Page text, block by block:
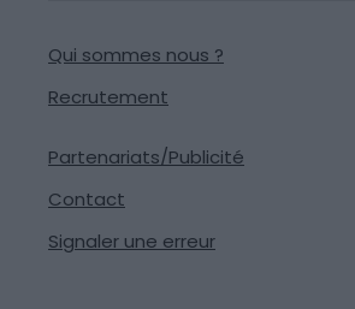
Qui sommes nous ?
Recrutement
Partenariats/Publicité
Contact
Signaler une erreur